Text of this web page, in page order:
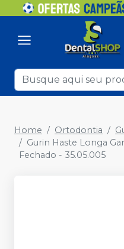
Home Ortodontia
Gurin Haste Longa
Fechado - 35.05.005